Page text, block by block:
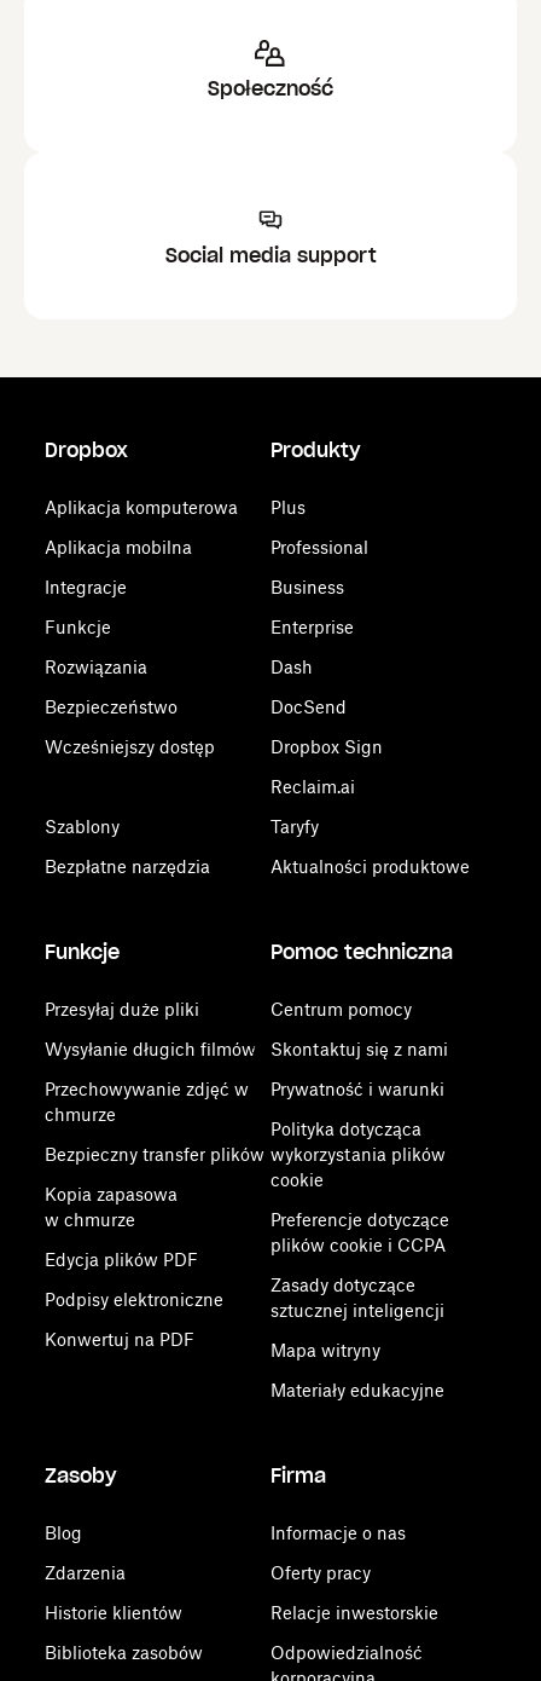
Społeczność
Social media support
Dropbox
Aplikacja komputerowa
Aplikacja mobilna
Integracje
Funkcje
Rozwiązania
Bezpieczeństwo
Wcześniejszy dostęp
Szablony
Bezpłatne narzędzia
Produkty
Plus
Professional
Business
Enterprise
Dash
DocSend
Dropbox Sign
Reclaim.ai
Taryfy
Aktualności produktowe
Funkcje
Przesyłaj duże pliki
Wysyłanie długich filmów
Przechowywanie zdjęć w
chmurze
Bezpieczny transfer plików
Kopia zapasowa
w chmurze
Edycja plików PDF
Podpisy elektroniczne
Konwertuj na PDF
Pomoc techniczna
Centrum pomocy
Skontaktuj się z nami
Prywatność i warunki
Polityka dotycząca
wykorzystania plików
cookie
Preferencje dotyczące
plików cookie i CCPA
Zasady dotyczące
sztucznej inteligencji
Mapa witryny
Materiały edukacyjne
Zasoby
Blog
Zdarzenia
Historie klientów
Biblioteka zasobów
Firma
Informacje o nas
Oferty pracy
Relacje inwestorskie
Odpowiedzialność